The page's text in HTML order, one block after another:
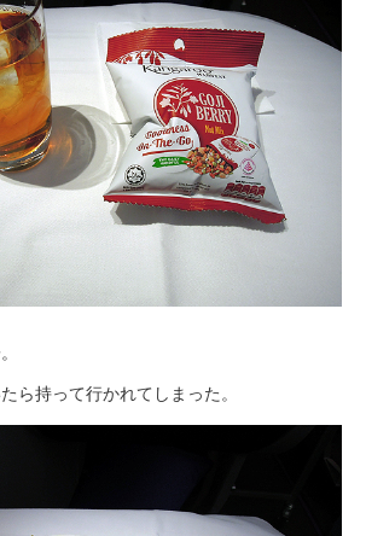
ら持って行かれてしまった。